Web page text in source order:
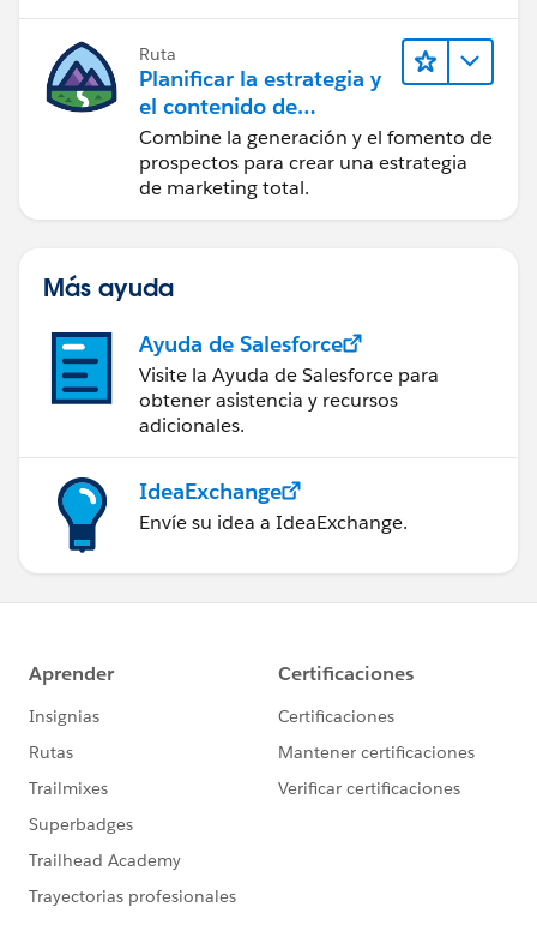
Ruta
Planificar la estrategia y
el contenido de
marketing con
Marketing Cloud
Account Engagement
Combine la generación y el fomento de
prospectos para crear una estrategia
de marketing total.
Más ayuda
Ayuda de Salesforce
Visite la Ayuda de Salesforce para
obtener asistencia y recursos
adicionales.
IdeaExchange
Envíe su idea a IdeaExchange.